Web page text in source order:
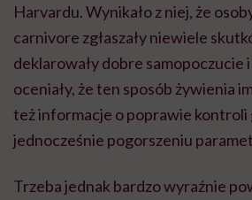
Harvardu. Wynikało z niej, że
carnivore zgłaszały niewiele
deklarowały dobre samopoczucie
oceniały, że ten sposób żywienia
też informacje o poprawie kontroli
jednocześnie pogorszeniu
Trzeba jednak bardzo wyraźnie